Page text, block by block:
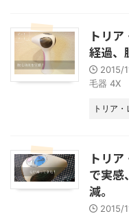
トリ
経過、
2015/
毛器 4X
トリア
トリ
で実感
減。
2015/